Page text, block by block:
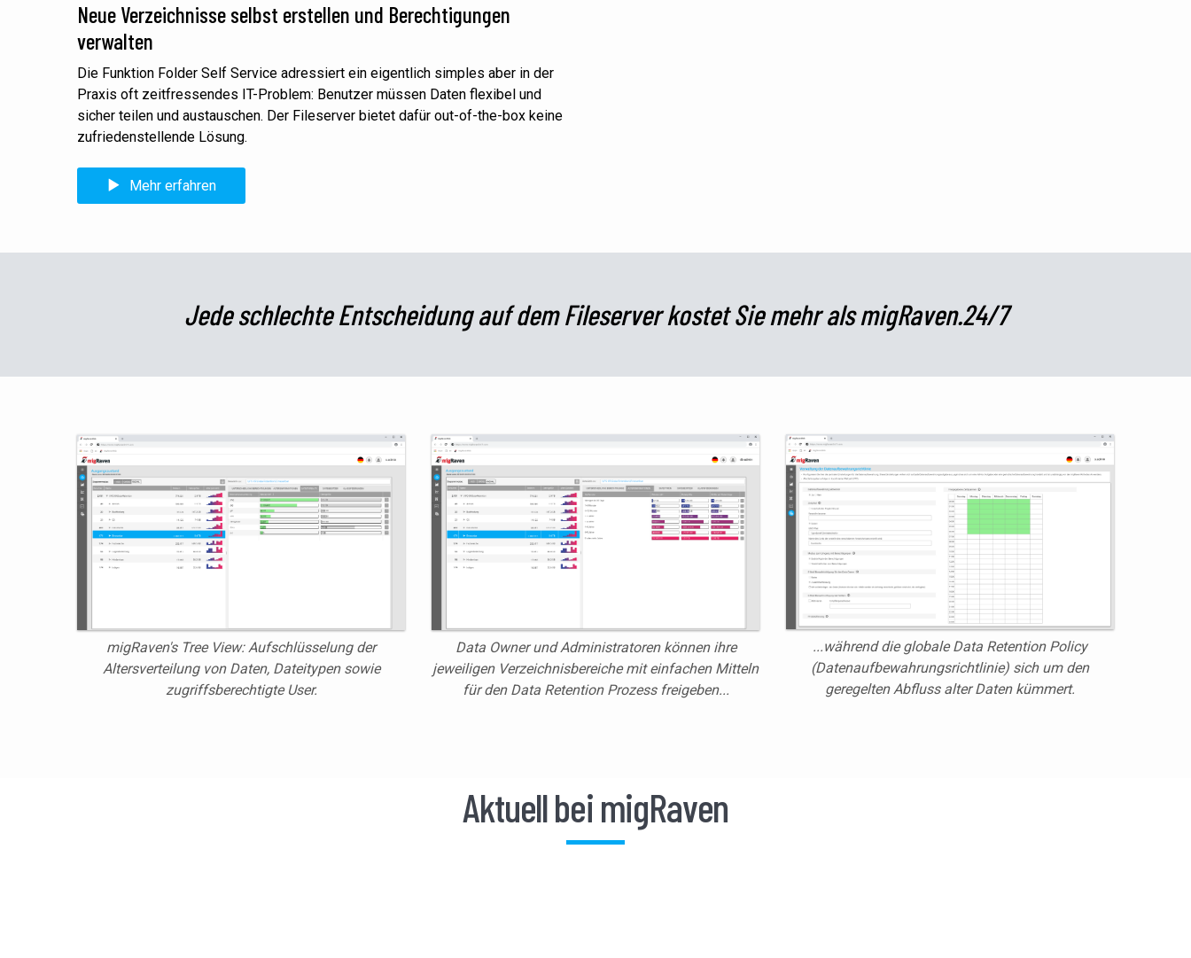
Neue Verzeichnisse selbst erstellen und Berechtigungen
verwalten
Die Funktion Folder Self Service adressiert ein eigentlich simples aber in der
Praxis oft zeitfressendes IT-Problem: Benutzer müssen Daten flexibel und
sicher teilen und austauschen. Der Fileserver bietet dafür out-of-the-box keine
zufriedenstellende Lösung.
Mehr erfahren
Jede schlechte Entscheidung auf dem Fileserverkostet Sie mehr als migRaven.24/7
migRaven's Tree View: Aufschlüsselung der
Altersverteilung von Daten,Dateitypensowie
zugriffsberechtigte User.
Data Owner und Administratoren können ihre
jeweiligen Verzeichnisbereiche mit einfachen Mitteln
für den Data Retention Prozess freigeben...
...währenddie globale Data Retention Policy
(Datenaufbewahrungsrichtlinie) sich um den
geregelten Abfluss alter Daten kümmert.
Aktuell bei migRaven